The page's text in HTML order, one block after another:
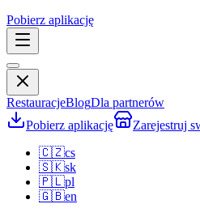
Pobierz aplikację
RestauracjeBlogDla partnerów
Pobierz aplikację
Zarejestruj
🇨🇿cs
🇸🇰sk
🇵🇱pl
🇬🇧en